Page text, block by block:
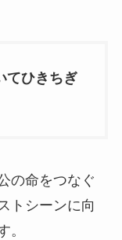
てひきちぎ
の命をつなぐ
トシーンに向
。